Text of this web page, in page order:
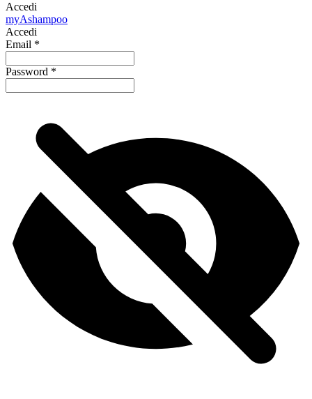
Accedi
myAshampoo
Accedi
Email *
Password *